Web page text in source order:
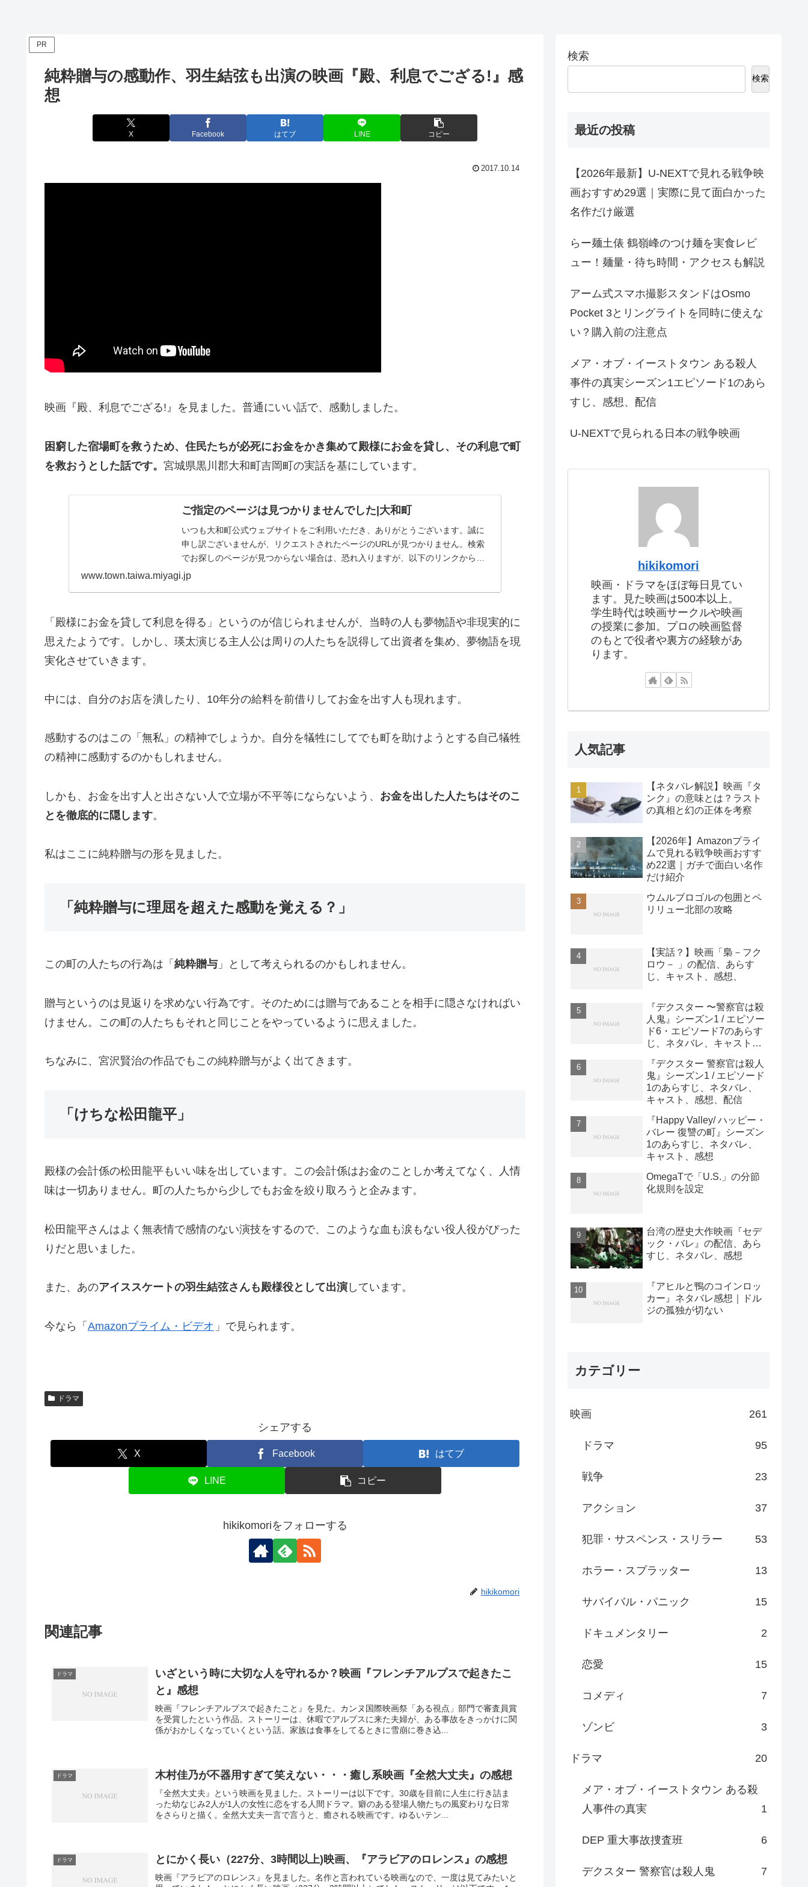
PR
純粋贈与の感動作、羽生結弦も出演の映画『殿、利息でござる!』感
想
X Facebook はてブ LINE コピー
2017.10.14
映画『殿、利息でござる!』を見ました。普通にいい話で、感動しました。
困窮した宿場町を救うため、住民たちが必死にお金をかき集めて殿様にお金を貸し、その利息で町
を救おうとした話です。 宮城県黒川郡大和町吉岡町の実話を基にしています。
ご指定のページは見つかりませんでした|大和町
いつも大和町公式ウェブサイトをご利用いただき、ありがとうございます。誠に
申し訳ございませんが、リクエストされたページのURLが見つかりません。検索
でお探しのページが見つからない場合は、恐れ入りますが、以下のリンクからお
探しください。大和町ト...
www.town.taiwa.miyagi.jp
「殿様にお金を貸して利息を得る」というのが信じられませんが、当時の人も夢物語や非現実的に
思えたようです。しかし、瑛太演じる主人公は周りの人たちを説得して出資者を集め、夢物語を現
実化させていきます。
中には、自分のお店を潰したり、10年分の給料を前借りしてお金を出す人も現れます。
感動するのはこの「無私」の精神でしょうか。自分を犠牲にしてでも町を助けようとする自己犠牲
の精神に感動するのかもしれません。
しかも、お金を出す人と出さない人で立場が不平等にならないよう、 お金を出した人たちはそのこ
とを徹底的に隠します。
私はここに純粋贈与の形を見ました。
「純粋贈与に理屈を超えた感動を覚える？」
この町の人たちの行為は「 純粋贈与 」として考えられるのかもしれません。
贈与というのは見返りを求めない行為です。そのためには贈与であることを相手に隠さなければい
けません。この町の人たちもそれと同じことをやっているように思えました。
ちなみに、宮沢賢治の作品でもこの純粋贈与がよく出てきます。
「けちな松田龍平」
殿様の会計係の松田龍平もいい味を出しています。この会計係はお金のことしか考えてなく、人情
味は一切ありません。町の人たちから少しでもお金を絞り取ろうと企みます。
松田龍平さんはよく無表情で感情のない演技をするので、このような血も涙もない役人役がぴった
りだと思いました。
また、あのアイススケートの羽生結弦さんも殿様役として出演 しています。
今なら「 Amazonプライム・ビデオ 」で見られます。
ドラマ
シェアする
X Facebook はてブ
LINE コピー
hikikomoriをフォローする
hikikomori
関連記事
ドラマ
いざという時に大切な人を守れるか？映画『フレンチアルプスで起きたこ
と』感想
映画『フレンチアルプスで起きたこと』を見た。カンヌ国際映画祭「ある視点」部門で審査員賞
を受賞したという作品。ストーリーは、休暇でアルプスに来た夫婦が、ある事故をきっかけに関
係がおかしくなっていくという話。家族は食事をしてるときに雪崩に巻き込...
ドラマ 木村佳乃が不器用すぎて笑えない・・・癒し系映画『全然大丈夫』の感想
『全然大丈夫』という映画を見ました。ストーリーは以下です。30歳を目前に人生に行き詰ま
った幼なじみ2人が1人の女性に恋をする人間ドラマ。癖のある登場人物たちの風変わりな日常
をさらりと描く。全然大丈夫一言で言うと、癒される映画です。ゆるいテン...
ドラマ とにかく長い（227分、3時間以上)映画、『アラビアのロレンス』の感想
映画『アラビアのロレンス』を見ました。名作と言われている映画なので、一度は見てみたいと
検索
検索
最近の投稿
【2026年最新】U-NEXTで見れる戦争映
画おすすめ29選｜実際に見て面白かった
名作だけ厳選
らー麺土俵 鶴嶺峰のつけ麺を実食レビ
ュー！麺量・待ち時間・アクセスも解説
アーム式スマホ撮影スタンドはOsmo
Pocket 3とリングライトを同時に使えな
い？購入前の注意点
メア・オブ・イーストタウン ある殺人
事件の真実シーズン1エピソード1のあら
すじ、感想、配信
U-NEXTで見られる日本の戦争映画
hikikomori
映画・ドラマをほぼ毎日見てい
ます。見た映画は500本以上。
学生時代は映画サークルや映画
の授業に参加。プロの映画監督
のもとで役者や裏方の経験があ
ります。
人気記事
【ネタバレ解説】映画『タ
ンク』の意味とは？ラスト
の真相と幻の正体を考察
【2026年】Amazonプライ
ムで見れる戦争映画おすす
め22選｜ガチで面白い名作
だけ紹介
ウムルブロゴルの包囲とペ
リリュー北部の攻略
【実話？】映画「梟－フク
ロウ－ 」の配信、あらす
じ、キャスト、感想、
『デクスター 〜警察官は殺
人鬼』シーズン1 / エピソー
ド6・エピソード7のあらす
じ、ネタバレ、キャスト、
『デクスター 警察官は殺人
鬼』シーズン1 / エピソード
1のあらすじ、ネタバレ、
キャスト、感想、配信
『Happy Valley/ ハッピー・
バレー 復讐の町』シーズン
1のあらすじ、ネタバレ、
キャスト、感想
OmegaTで「U.S.」の分節
化規則を設定
台湾の歴史大作映画『セデ
ック・バレ』の配信、あら
すじ、ネタバレ、感想
『アヒルと鴨のコインロッ
カー』ネタバレ感想｜ドル
ジの孤独が切ない
カテゴリー
映画 261
ドラマ 95
戦争 23
アクション 37
犯罪・サスペンス・スリラー 53
ホラー・スプラッター 13
サバイバル・パニック 15
ドキュメンタリー 2
恋愛 15
コメディ 7
ゾンビ 3
ドラマ 20
メア・オブ・イーストタウン ある殺
人事件の真実
1
DEP 重大事故捜査班 6
デクスター 警察官は殺人鬼 7